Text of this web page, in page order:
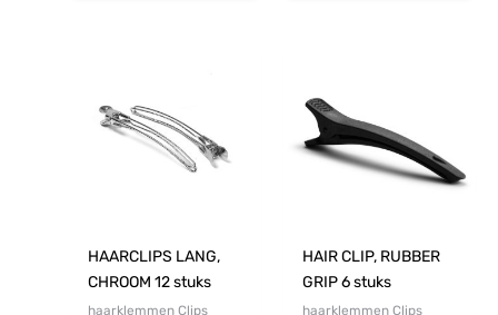
HAARCLIPS LANG,
CHROOM 12 stuks
haarklemmen Clips
HAIR CLIP, RUBBER
GRIP 6 stuks
haarklemmen Clips